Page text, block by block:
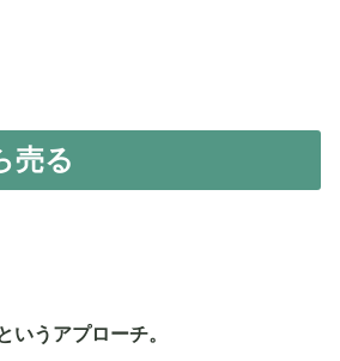
売る
いうアプローチ。